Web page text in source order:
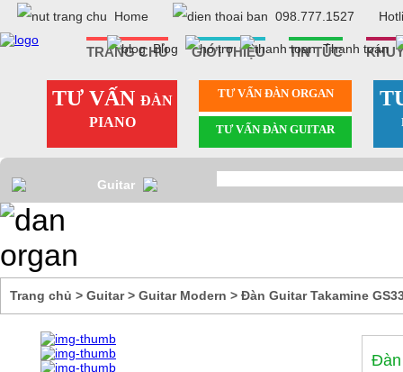
Home 098.777.1527
Blog Thanh toán
TRANG CHỦ GIỚI THIỆU TIN TỨC
TƯ VẤN ĐÀN
PIANO
TƯ VẤN ÐÀN ORGAN
TƯ VẤN ÐÀN GUITAR
Guitar
Trang chủ > Guitar> Guitar Modern > Đàn Guitar Takamine
Đàn